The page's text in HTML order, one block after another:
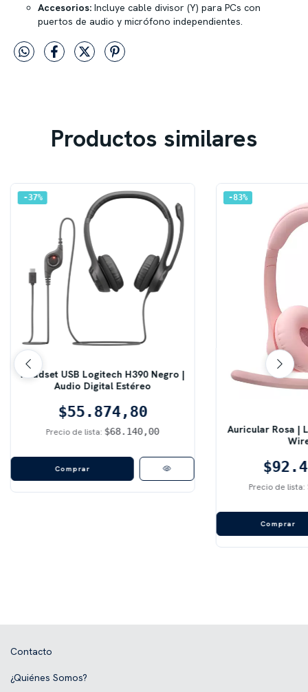
Accesorios: Incluye cable divisor (Y) para PCs con
puertos de audio y micrófono independientes.
Productos similares
37%
Headset USB Logitech H390 Negro |
Audio Digital Estéreo
$55.874,80
Precio de lista: $68.140,00
83%
Auricular Rosa |
Precio de lista:
Contacto
¿Quiénes Somos?